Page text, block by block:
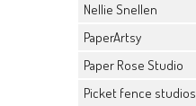
Nellie Snellen
PaperArtsy
Paper Rose Studio
Picket fence studios